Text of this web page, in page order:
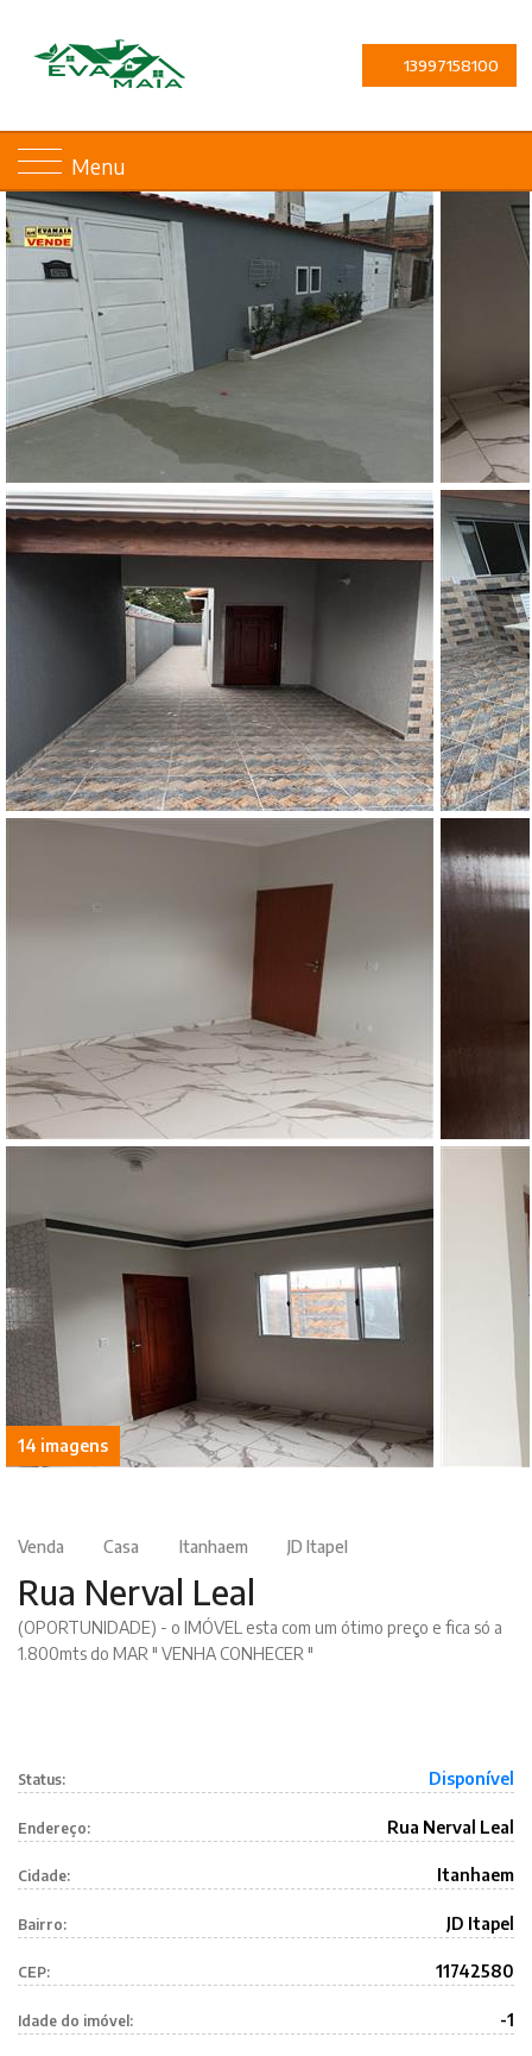
13997158100
Menu
14 imagens
Venda Casa Itanhaem JD Itapel
Rua Nerval Leal
(OPORTUNIDADE) - o IMÓVEL esta com um ótimo preço e fica só a
1.800mts do MAR " VENHA CONHECER "
Status: Disponível
Endereço: Rua Nerval Leal
Cidade: Itanhaem
Bairro: JD Itapel
CEP: 11742580
Idade do imóvel: -1